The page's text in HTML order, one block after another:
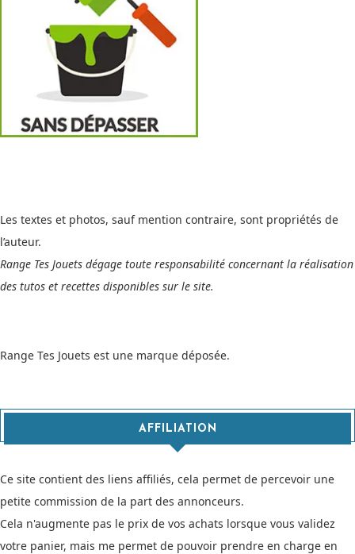
Les textes et photos, sauf mention contraire, sont propriétés de
l’auteur.
Range Tes Jouets dégage toute responsabilité concernant la réalisation
des tutos et recettes disponibles sur le site.
Range Tes Jouets est une marque déposée.
AFFILIATION
Ce site contient des liens affiliés, cela permet de percevoir une
petite commission de la part des annonceurs.
Cela n'augmente pas le prix de vos achats lorsque vous validez
votre panier, mais me permet de pouvoir prendre en charge en